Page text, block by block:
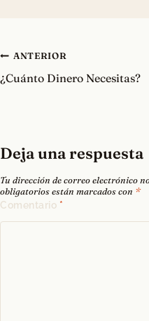
Navegación
de
ANTERIOR
¿Cuánto Dinero Necesitas?
Deja una respuesta
Tu dirección de correo electrónico
obligatorios están marcados con *
Comentario *